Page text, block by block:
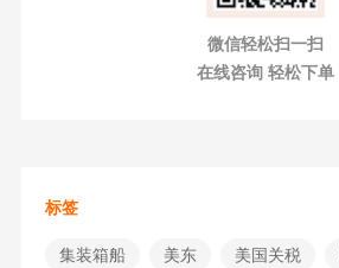
微信轻松扫一扫
在线咨询 轻松下单
标签
集装箱船 美东 美国关税